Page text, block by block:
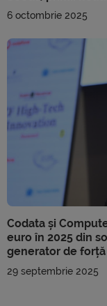
6 octombrie 2025
Codata și
euro în 2025 din
generator de forță
29 septembrie 2025